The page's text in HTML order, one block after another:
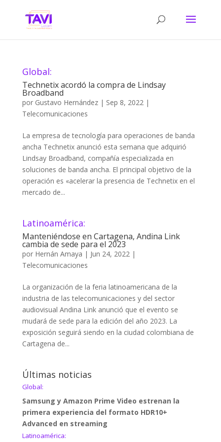
Global:
Technetix acordó la compra de Lindsay
Broadband
por Gustavo Hernández| Sep 8, 2022|
Telecomunicaciones
La empresa de tecnología para operaciones de banda
ancha Technetix anunció esta semana que adquirió
Lindsay Broadband, compañía especializada en
soluciones de banda ancha. El principal objetivo de la
operación es «acelerar la presencia de Technetix en el
mercado de...
Latinoamérica:
Manteniéndose en Cartagena, Andina Link
cambia de sede para el 2023
por Hernán Amaya | Jun 24, 2022|
Telecomunicaciones
La organización de la feria latinoamericana de la
industria de las telecomunicaciones y del sector
audiovisual Andina Link anunció que el evento se
mudará de sede para la edición del año 2023. La
exposición seguirá siendo en la ciudad colombiana de
Cartagena de...
Últimas noticias
Global:
Samsung y Amazon Prime Video estrenan la
primera experiencia del formato HDR10+
Advanced en streaming
Latinoamérica: